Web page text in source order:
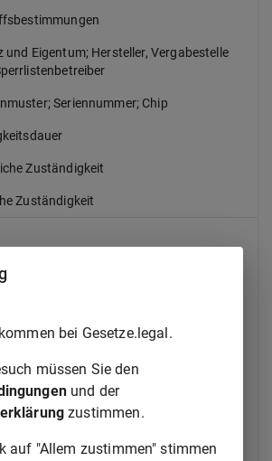
und Eigentum; Hersteller, Vergabestelle
Seriennummer; Chip
Zuständigkeit
Zuständigkeit
der eID-Karte; elektronischer
der eID-Karte
des elektronischen
mit einem mobilen
und Entsperrung
bei Gesetze.legal.
müssen Sie den
und der
zustimmen.
auf "Allem zustimmen" stimmen